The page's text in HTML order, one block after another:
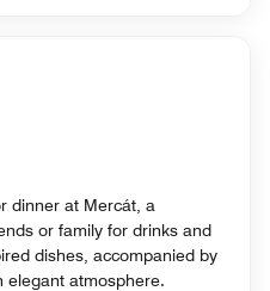
dinner at Mercát, a
or family for drinks and
dishes, accompanied by
elegant atmosphere.